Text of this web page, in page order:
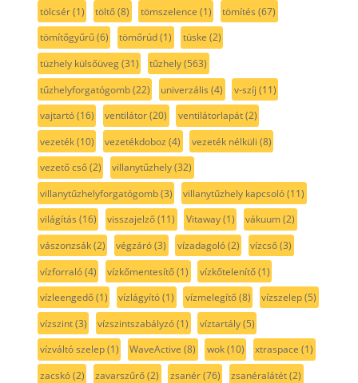
tölcsér(1) töltő(8) tömszelence (1) tömítés (67)
tömítőgyűrű(6) tömőrúd(1) tüske (2)
tüzhely külsőüveg(31) tűzhely(563)
tűzhelyforgatógomb(22) univerzális (4) v-szíj (11)
vajtartó(16) ventilátor(20) ventilátorlapát(2)
vezeték(10) vezetékdoboz (4) vezeték nélküli (8)
vezető cső(2) villanytűzhely(32)
villanytűzhelyforgatógomb(3) villanytűzhely kapcsoló(11)
világítás (16) visszajelző(11) Vitaway(1) vákuum(2)
vászonzsák(2) végzáró(3) vízadagoló(2) vízcső(3)
vízforraló(4) vízkőmentesítő(1) vízkőtelenítő(1)
vízleengedő(1) vízlágyító(1) vízmelegítő(8) vízszelep(5)
vízszint(3) vízszintszabályzó(1) víztartály(5)
vízváltó szelep(1) WaveActive (8) wok(10) xtraspace (1)
zacskó(2) zavarszűrő(2) zsanér(76) zsanéralátét(2)